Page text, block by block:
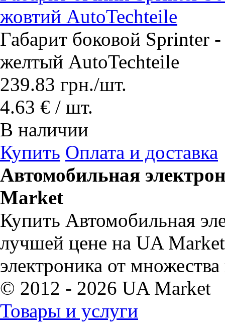
жовтий AutoTechteile
Габарит боковой Sprinter
желтый AutoTechteile
239.83 грн./шт.
4.63 € / шт.
В наличии
Купить Оплата и доставка
Автомобильная
Market
Купить Автомобильная
лучшей цене на UA
электроника от
© 2012 - 2026 UA Market
Товары и услуги